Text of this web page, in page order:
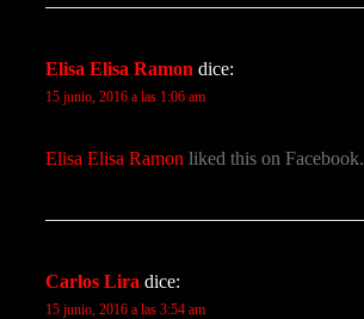
Elisa Elisa Ramon dice:
15 junio, 2016 a las 1:06 am
Elisa Elisa Ramon liked this on Facebook.
Carlos Lira dice:
15 junio, 2016 a las 3:54 am